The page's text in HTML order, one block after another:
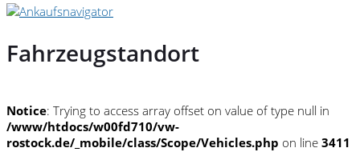
Fahrzeugstandort
Notice: Trying to access array offset on value of type null in
/www/htdocs/w00fd710/vw-
rostock.de/_mobile/class/Scope/Vehicles.php on line 3411